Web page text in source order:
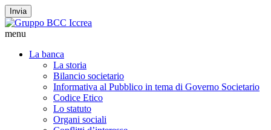
Invia
menu
La banca
La storia
Bilancio societario
Informativa al Pubblico in tema di Governo Societario
Codice Etico
Lo statuto
Organi sociali